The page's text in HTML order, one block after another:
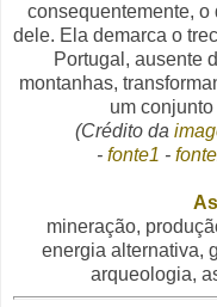
consequentemente,
dele. Ela demarca o
Portugal, ausente
montanhas,
um
(Crédito da
- fonte1 -
mineração,
energia alternativa,
arqueologia,